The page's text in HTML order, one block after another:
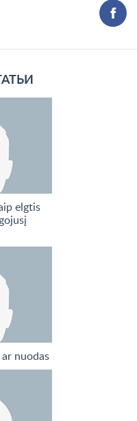
elgtis
nuodas